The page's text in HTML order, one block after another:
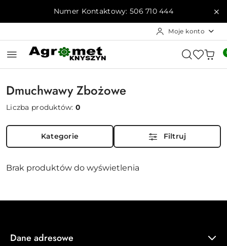
Przejdź do treści głównej
Przejdź do wyszukiwarki
Przejdź do moje konto
Przejdź do menu głównego
Przejdź do stopkiNumer Kontaktowy: 506 710 444
Moje konto
Dmuchwawy Zbożowe
Liczba produktów:0
Kategorie Filtruj
Brak produktów do wyświetlenia
Dane adresowe